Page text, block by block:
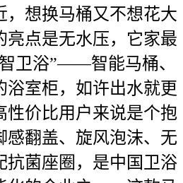
想换马桶又不想花大
亮点是无水压，它家最
卫浴”——智能马桶、
浴室柜，如许出水就更
性价比用户来说是个抱
感翻盖、旋风泡沫、无
抗菌座圈，是中国卫浴